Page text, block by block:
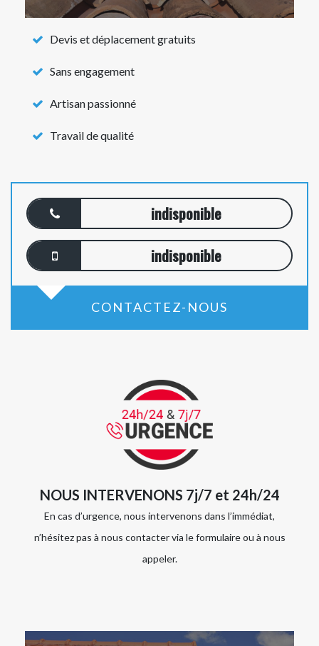
Devis et déplacement gratuits
Sans engagement
Artisan passionné
Travail de qualité
indisponible
indisponible
CONTACTEZ-NOUS
NOUS INTERVENONS 7j/7 et 24h/24
En cas d’urgence, nous intervenons dans l’immédiat,
n’hésitez pas à nous contacter via le formulaire ou à nous
appeler.